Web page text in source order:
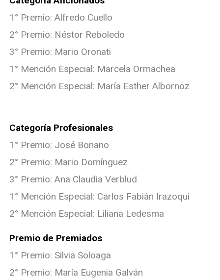
1° Premio: Alfredo Cuello
2° Premio: Néstor Reboledo
3° Premio: Mario Oronati
1° Mención Especial: Marcela Ormachea
2° Mención Especial: María Esther Albornoz
Categoría Profesionales
1° Premio: José Bonano
2° Premio: Mario Domínguez
3° Premio: Ana Claudia Verblud
1° Mención Especial: Carlos Fabián Irazoqui
2° Mención Especial: Liliana Ledesma
Premio de Premiados
1° Premio: Silvia Soloaga
2° Premio: María Eugenia Galván